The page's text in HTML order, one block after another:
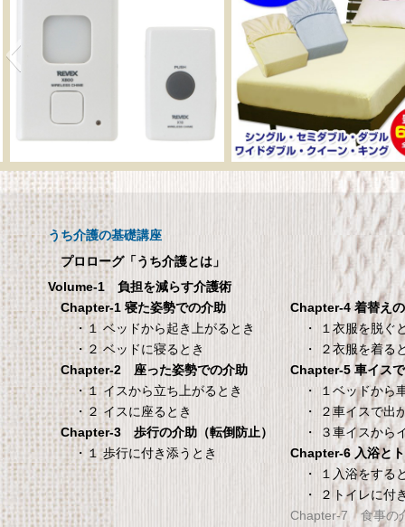
呼び出しチャイムセット
X810
呼び出しチャイムセット X810
メーカー直販 ベッ
ックスシーツ 防水
ツ 【介護シーツ･ベ
用防水シーツ】シ
100×200×30cm ク
メーカー直販 ベッド用ボ
シーツ 防水シーツ 【介護
ベッド用防水シーツ】シ
100×200×30cm クリー
タンスのゲン 介護用ベ
ッドテーブル キャスタ
ー付き 伸縮式 高さ調節
可能 Licht リヒト
65090050BR
タンスのゲン 介護用ベッドテー
ブル キャスター付き 伸縮式 高さ
TANITA 【乗った人
タリと当てる「乗
機能」搭載】 体組
ホワイト BC-754-
TANITA 【乗った人をピタ
てる「乗るピタ機能」搭
組成計 ホワイト BC-754-
うち介護の基礎講座
プロローグ「うち介護とは」
Volume-1 負担を減らす介護術
Chapter-1 寝た姿勢での介助
・１ ベッドから起き上がるとき
・２ ベッドに寝るとき
Chapter-2 座った姿勢での介助
・１ イスから立ち上がるとき
・２ イスに座るとき
Chapter-3 歩行の介助（転倒防止）
・１ 歩行に付き添うとき
Chapter-4 着替え
・ １衣服を脱ぐ
・ ２衣服を着る
Chapter-5 車イス
・ １ベッドから
・ ２車イスで出
・ ３車イスから
Chapter-6 入浴と
・ １入浴をする
・ ２トイレに付
Chapter-7 食事の